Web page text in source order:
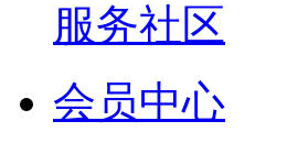
服务社区
会员中心